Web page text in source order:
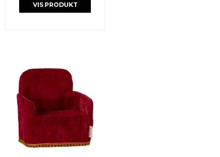
VIS PRODUKT